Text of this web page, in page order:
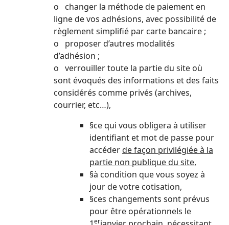
o changer la méthode de paiement en
ligne de vos adhésions, avec possibilité de
règlement simplifié par carte bancaire ;
o proposer d’autres modalités
d’adhésion ;
o verrouiller toute la partie du site où
sont évoqués des informations et des faits
considérés comme privés (archives,
courrier, etc…),
§ce qui vous obligera à utiliser
identifiant et mot de passe pour
accéderde façon privilégiée à la
partie non publique du site,
§à condition que vous soyez à
jour de votre cotisation,
§ces changements sont prévus
pour être opérationnels le
er